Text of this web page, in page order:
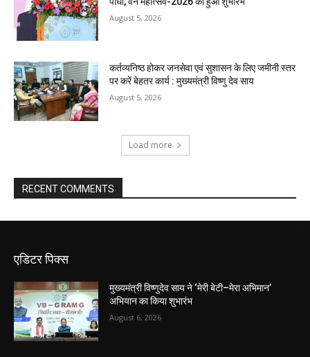
August 5, 2026
कर्तव्यनिष्ठ होकर जनसेवा एवं सुशासन के लिए जमीनी स्तर
पर करें बेहतर कार्य : मुख्यमंत्री विष्णु देव साय
August 5, 2026
Load more
RECENT COMMENTS
एडिटर पिक्स
मुख्यमंत्री विष्णुदेव साय ने ‘मेरी बेटी–मेरा अभिमान’
अभियान का किया शुभारंभ
August 6, 2026